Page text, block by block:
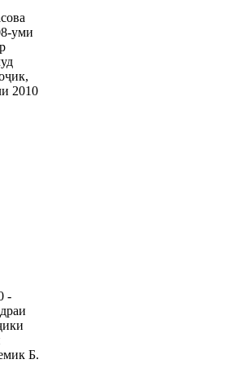
уми
2010
-
Б.